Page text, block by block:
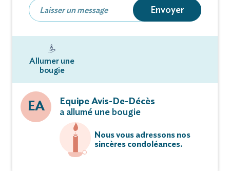
Envoyer
Allumer une
bougie
EA
Equipe Avis-De-Décès
a allumé une bougie
Nous vous adressons nos
sincères condoléances.